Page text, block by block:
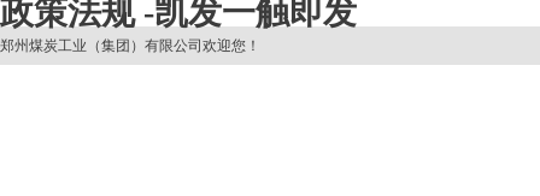
政策法规 -凯发一触即发
郑州煤炭工业（集团）有限公司欢迎您！